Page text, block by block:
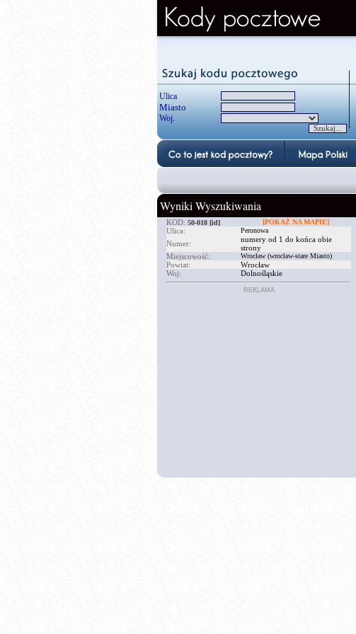
Ulica
Miasto
Woj.
Wyniki Wyszukiwania
KOD: 50-018 [id] [POKAŻ NA MAPIE]
Ulica: Peronowa
Numer:
numery od 1 do końca obie
strony
Miejscowość:
Wrocław (wrocław-stare Miasto)
Powiat:
Wrocław
Woj:
Dolnośląskie
REKLAMA